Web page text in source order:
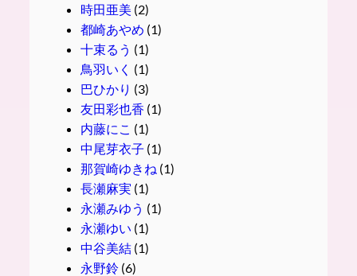
時田亜美 (2)
都崎あやめ (1)
十束るう (1)
鳥羽いく (1)
巴ひかり (3)
友田彩也香 (1)
内藤にこ (1)
中尾芽衣子 (1)
那賀崎ゆきね (1)
長瀬麻実 (1)
永瀬みゆう (1)
永瀬ゆい (1)
中谷美結(1)
永野鈴(6)